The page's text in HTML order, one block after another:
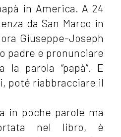
in America. A 24
da San Marco in
Giuseppe-Joseph
padre e pronunciare
parola “papà”. E
poté riabbracciare il
in poche parole ma
nel libro, è